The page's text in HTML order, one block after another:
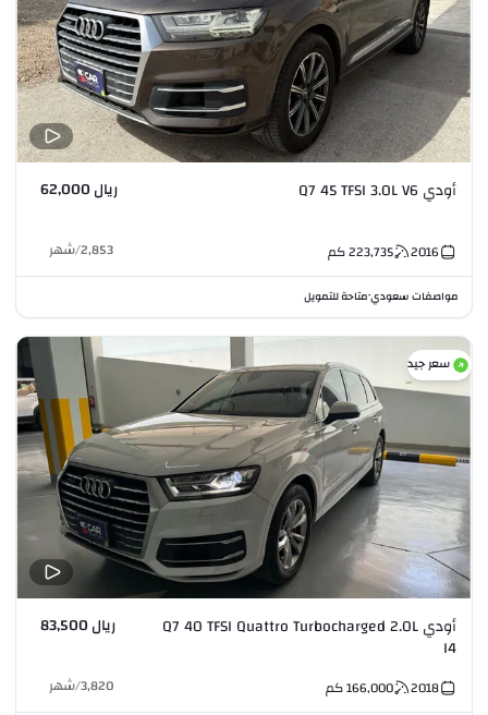
أودي Q7 45 TFSI 3.0L V6 ريال 62,000
2016
223,735كم 2,853
/شهر
مواصفات سعودي•متاحة للتمويل
سعر جيد
أودي Q7 40 TFSI Quattro Turbocharged 2.0L
I4
ريال 83,500
2018
166,000كم 3,820
/شهر